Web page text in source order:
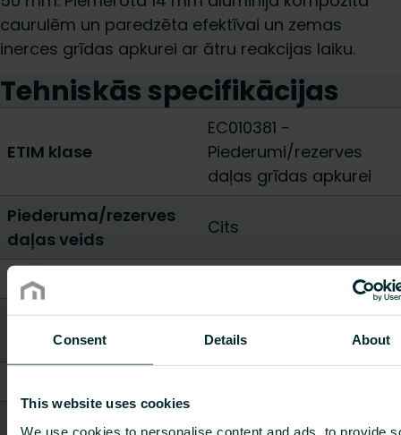
Consent Details About
This website uses cookies
We use cookies to personalise content and ads, to provide
caurulēm un paredzēta efektīvai un zemas
inerces grīdas apkurei ar ātru reakcijas laiku.
Tehniskās specifikācijas
ETIM klase
EC010381 -
Piederumi/rezerves
daļas grīdas apkurei
Piederuma/rezerves
daļas veids
Cits
Augstums [mm]
Platums / Garums
[mm]
150-
Svars [kg]